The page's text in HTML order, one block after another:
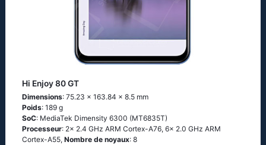
Hi Enjoy 80 GT
Dimensions: 75.23 x 163.84 x 8.5 mm
Poids: 189 g
SoC: MediaTek Dimensity 6300 (MT6835T)
Processeur: 2x 2.4 GHz ARM Cortex-A76, 6x 2.0 GHz ARM
Cortex-A55, Nombre de noyaux: 8